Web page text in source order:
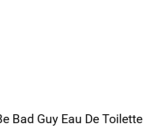
Bad Guy Eau De Toilette